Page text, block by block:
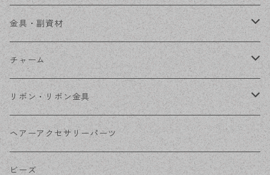
ステンレス金具
デザイン丸カン
フレーム
コネクター
その他
金具・副資材
丸カン
ピン類
花座・ビーズキャップ
チェーン
チャーム
金属
アクリル・プラ
ファーボール
リボン・リボン金具
リボン
リボン金具
ヘアーアクセサリーパーツ
ビーズ